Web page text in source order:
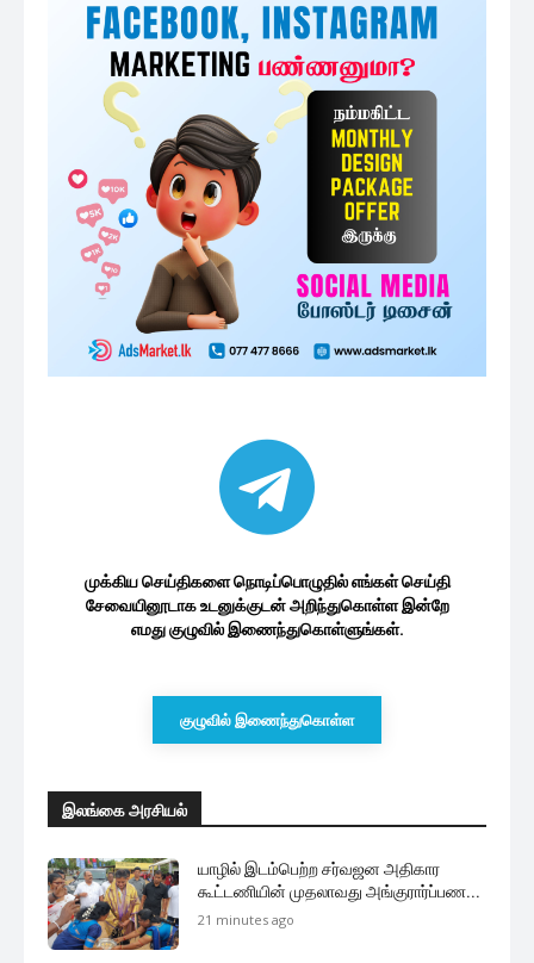
முக்கிய செய்திகளை நொடிப்பொழுதில் எங்கள் செய்தி
சேவையினூடாக உடனுக்குடன் அறிந்துகொள்ள இன்றே
எமது குழுவில் இணைந்துகொள்ளுங்கள்.
குழுவில் இணைந்துகொள்ள
இலங்கை அரசியல்
யாழில் இடம்பெற்ற சர்வஜன அதிகார
கூட்டணியின் முதலாவது அங்குரார்ப்பண...
21 minutes ago